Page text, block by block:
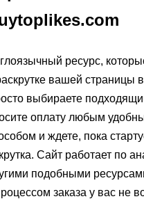
ресурс,
вашей страницы
выбираете
оплату любым
и ждете, пока
Сайт работает по
подобными
заказа у вас не